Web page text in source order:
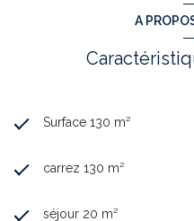
A
Surface 130 m²
carrez 130 m²
séjour 20 m²